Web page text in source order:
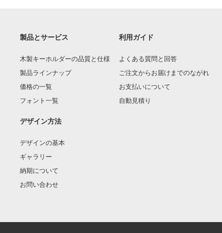
製品とサービス
木製キーホルダーの品質と仕様
製品ラインナップ
価格の一覧
フォント一覧
利用ガイド
よくある質問と回答
ご注文からお届けまでのながれ
お支払いについて
自動見積り
デザイン方法
デザインの基本
ギャラリー
納期について
お問い合わせ